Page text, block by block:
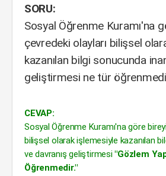
SORU:
Sosyal Öğrenme Kuramı'na
çevredeki olayları bilişsel
kazanılan bilgi sonucunda
geliştirmesi ne tür
CEVAP:
Sosyal Öğrenme Kuramı'na göre
bilişsel olarak işlemesiyle kazanılan
ve davranış geliştirmesi"Gözlem
Öğrenmedir."